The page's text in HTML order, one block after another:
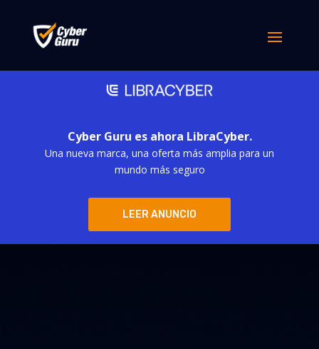
Cyber Guru es ahora LibraCyber.
Una nueva marca, una oferta más amplia para un
mundo más seguro
LEER ANUNCIO